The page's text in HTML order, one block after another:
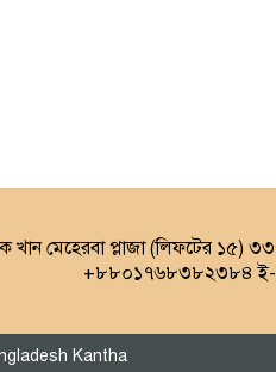
মেহেরবা প্লাজা (লিফটের ১৫)
+৮৮০১৭৬৮৩৮২৩৮৪ ই-
Kantha